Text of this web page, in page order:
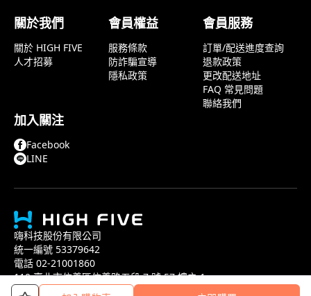
關於我們
關於 HIGH FIVE
人才招募
會員權益
服務條款
防詐騙宣導
隱私政策
會員服務
訂單/配送進度查詢
退款政策
更改配送地址
FAQ 常見問題
聯絡我們
加入關注
Facebook
LINE
嗨科技股份有限公司
統一編號 53379642
電話 02-21001860
110 臺北市信義區信義路五段 7 號 57 樓之 1
COPYRIGHT©2022 HIGH FIVE